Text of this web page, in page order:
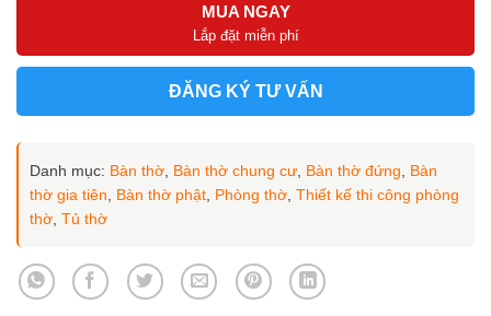
MUA NGAY
Lắp đặt miễn phí
ĐĂNG KÝ TƯ VẤN
Danh mục: Bàn thờ Bàn thờ chung cư Bàn thờ đứng
Bàn
thờ gia tiên
Bàn thờ phật Phòng thờ Thiết kế thi công phòng
thờ Tủ thờ